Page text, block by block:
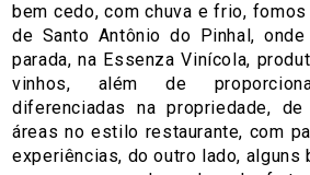
bem cedo, com chuva e frio,
de Santo Antônio do Pinhal,
parada, na Essenza Vinícola,
vinhos, além de
diferenciadas na propriedade,
áreas no estilo restaurante, com
experiências, do outro lado, alguns